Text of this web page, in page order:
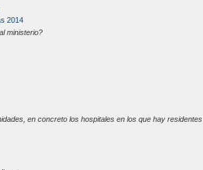
2014
ministerio?
en concreto los hospitales en los que hay residentes